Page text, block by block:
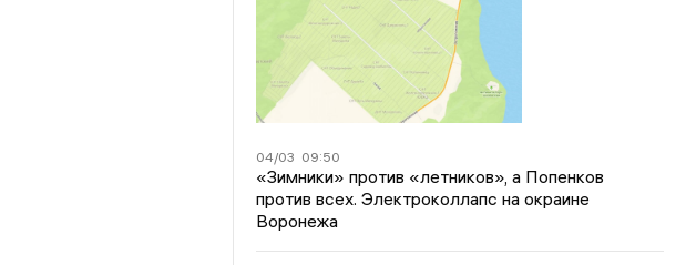
04/03 09:50
«Зимники» против «летников», а Попенков
против всех. Электроколлапс на окраине
Воронежа